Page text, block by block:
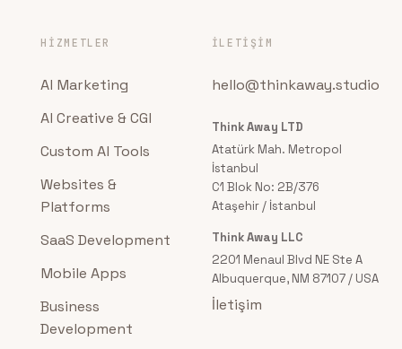
HIZMETLER
AI Marketing
AI Creative & CGI
Custom AI Tools
Websites &
Platforms
SaaS Development
Mobile Apps
Business
Development
İLETIŞIM
hello@thinkaway.studio
Think Away LTD
Atatürk Mah. Metropol
İstanbul
C1 Blok No: 2B/376
Ataşehir / İstanbul
Think Away LLC
2201 Menaul Blvd NE Ste A
Albuquerque, NM 87107 / USA
İletişim